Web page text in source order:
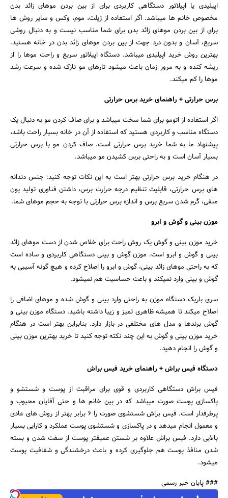
اپیلیدی یا اپیلاتور دستگاهی کاربردی برای از بین بردن موهای زائد بدن
مخصوص خانم ها میباشد. اگر استفاده از ژیلت، موم، وکس و سایر روش ها
برای از بین بردن موهای زائد بدن برای شما مناسب نیست و به دنبال روشی
سریع، آسان و بدون درد جهت از بین بردن موهای زائد بدن در خانه هستید.
بهترین روش خرید اپیلیدی میباشد. دستگاه اپیلاتور سریع و راحت موها را از
ریشه کنده و به مرور زمان باعث میشود تارهای مو نازک شده و سرعت رشد
موها را کم میکند.
برس حرارتی + راهنمای خرید برس حرارتی
اگر استفاده از اتومو برای شما سخت میباشد و برای صاف کردن مو به دنبال یک
دستگاه مناسب و کاربردی هستید که استفاده از آن در خانه بسیار راحت باشد،
پیشنهاد ما به شما خرید برس حرارتی است. صاف کردن مو با برس حرارتی
بسیار آسان است و به راحتی برس کشیدن مو میباشد.
در هنگام خرید برس حرارتی بهتر است به این نکات توجه کنید: جنس دندانه
های برس حرارتی، قابلیت تنظیم درجه حرارت برس، داشتن فناوری تولید یون
منفی، گرم شدن سریع برس و اندازه برس حرارتی با توجه به حجم موهای شما.
موزن بینی و گوش و ابرو
خرید موزن بینی و گوش یک روش راحت برای خلاص شدن از دست موهای زائد
بینی و گوش و ابرو است. موزن گوش و بینی دستگاهی کاربردی و ساده است
که به راحتی موهای زائد بینی، گوش و ابرو را اصلاح کرده و هیچ گونه آسیبی به
گوش و بینی وارد نمیکند و باعث حساسیت هم نمیشود.
سری باریک دستگاه موزن به راحتی وارد بینی و گوش شده و موهای اضافی را
اصلاح میکند تا همیشه ظاهری تمیز و زیبا داشته باشید. دستگاه موزن بینی و
گوش برندها و مدل های مختلفی در بازار دارد. بنابراین بهتر است در هنگام
خرید موزن بینی و گوش به این چند نکته توجه کنید تا خرید بهترین موزن بینی
و گوش را انجام دهید.
دستگاه فیس براش + راهنمای خرید فیس براش
فیس براش دستگاهی کاربردی و قوی برای مراقبت از پوست و شستشو و
پاکسازی پوست صورت میباشد که در بین خانم ها و حتی آقایان محبوب و
پرطرفدار است. فیس براش شستشوی صورت را 6 برابر بهتر از روش های عادی
و معمول انجام میدهد و در پاکسازی و شستشوی پوست عملکرد و کارایی بسیار
بالایی دارد. فیس براش علاوه بر شستن عمیقتر پوست از سفت شدن و بسته
شدن منافذ پوست هم جلوگیری کرده و باعث درخشندگی و شفافیت پوست
میشود.
### پایان خبر رسمی